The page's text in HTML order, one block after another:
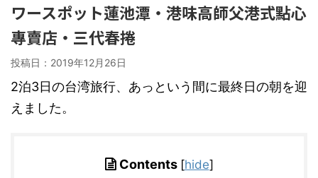
ワースポット蓮池潭・港味高師父港式點心
專賣店・三代春捲
投稿日： 2019年12月26日
2泊3日の台湾旅行、あっという間に最終日の朝を迎
えました。
Contents [hide]